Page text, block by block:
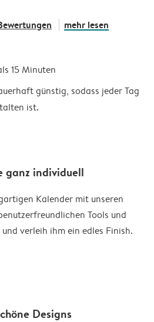
mehr lesen
15 Minuten
günstig, sodass jeder Tag
ist.
ganz individuell
Kalender mit unseren
Tools und
verleih ihm ein edles Finish.
Designs